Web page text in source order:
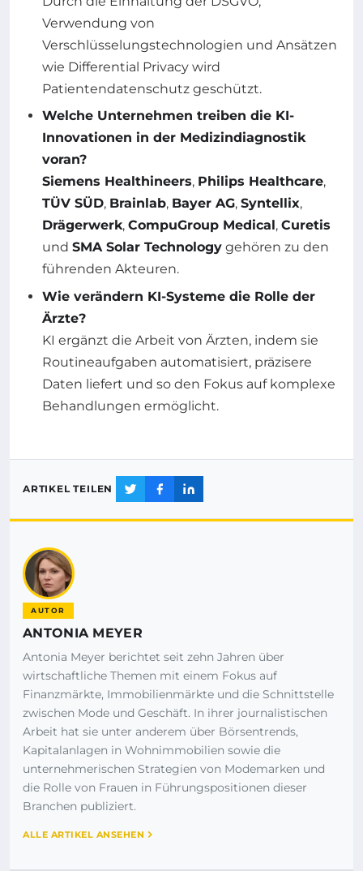
Verwendung von
Verschlüsselungstechnologien und Ansätzen
wie Differential Privacy wird
Patientendatenschutz geschützt.
Welche Unternehmen treiben die KI-
Innovationen in der Medizindiagnostik
voran?
Siemens Healthineers, Philips Healthcare,
TÜV SÜD, Brainlab, Bayer AG, Syntellix,
Drägerwerk, CompuGroup Medical, Curetis
und SMA Solar Technology gehören zu den
führenden Akteuren.
Wie verändern KI-Systeme die Rolle der
Ärzte?
KI ergänzt die Arbeit von Ärzten, indem sie
Routineaufgaben automatisiert, präzisere
Daten liefert und so den Fokus auf komplexe
Behandlungen ermöglicht.
ARTIKEL TEILEN
AUTOR
ANTONIA MEYER
Antonia Meyer berichtet seit zehn Jahren über
wirtschaftliche Themen mit einem Fokus auf
Finanzmärkte, Immobilienmärkte und die Schnittstelle
zwischen Mode und Geschäft. In ihrer journalistischen
Arbeit hat sie unter anderem über Börsentrends,
Kapitalanlagen in Wohnimmobilien sowie die
unternehmerischen Strategien von Modemarken und
die Rolle von Frauen in Führungspositionen dieser
Branchen publiziert.
ALLE ARTIKEL ANSEHEN